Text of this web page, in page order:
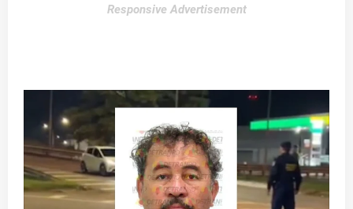
Responsive Advertisement